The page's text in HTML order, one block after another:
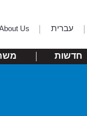
עברית Us
חדשות